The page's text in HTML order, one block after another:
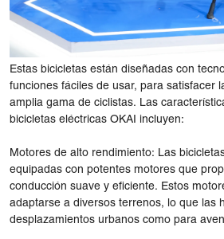
Estas bicicletas están diseñadas con
funciones fáciles de usar, para satisfacer
amplia gama de ciclistas. Las
bicicletas eléctricas OKAI incluyen:
Motores de alto rendimiento: Las
equipadas con potentes motores que
conducción suave y eficiente. Estos
adaptarse a diversos terrenos, lo que las
desplazamientos urbanos como para